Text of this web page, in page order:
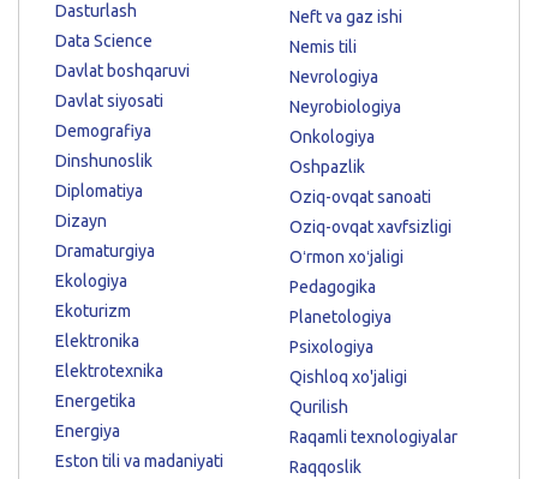
Dasturlash
Data Science
Davlat boshqaruvi
Davlat siyosati
Demografiya
Dinshunoslik
Diplomatiya
Dizayn
Dramaturgiya
Ekologiya
Ekoturizm
Elektronika
Elektrotexnika
Energetika
Energiya
Eston tili va madaniyati
Neft va gaz ishi
Nemis tili
Nevrologiya
Neyrobiologiya
Onkologiya
Oshpazlik
Oziq-ovqat sanoati
Oziq-ovqat xavfsizligi
Oʻrmon xoʻjaligi
Pedagogika
Planetologiya
Psixologiya
Qishloq xo'jaligi
Qurilish
Raqamli texnologiyalar
Raqqoslik